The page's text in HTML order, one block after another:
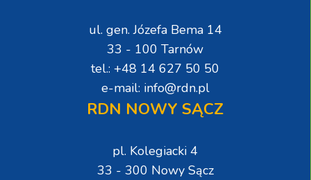
ul. gen. Józefa Bema 14
33 - 100 Tarnów
tel.: +48 14 627 50 50
e-mail: info@rdn.pl
RDN NOWY SĄCZ
pl. Kolegiacki 4
33 - 300 Nowy Sącz